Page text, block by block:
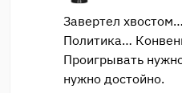
Завертел
Политика…
Проигрывать
нужно достойно.